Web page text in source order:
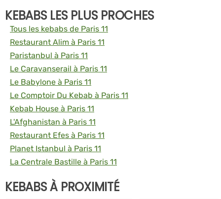
KEBABS LES PLUS PROCHES
Tous les kebabs de Paris 11
Restaurant Alim à Paris 11
Paristanbul à Paris 11
Le Caravanserail à Paris 11
Le Babylone à Paris 11
Le Comptoir Du Kebab à Paris 11
Kebab House à Paris 11
L'Afghanistan à Paris 11
Restaurant Efes à Paris 11
Planet Istanbul à Paris 11
La Centrale Bastille à Paris 11
KEBABS À PROXIMITÉ